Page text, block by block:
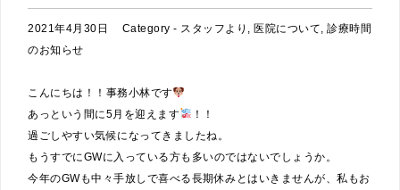
2021年4月30日 Category - スタッフより 医院について 診療時間
のお知らせ
こんにちは！！事務小林です
あっという間に5月を迎えます
！！
過ごしやすい気候になってきましたね。
もうすでにGWに入っている方も多いのではないでしょうか。
今年のGWも中々手放しで喜べる長期休みとはいきませんが、私もお